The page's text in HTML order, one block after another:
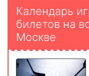
Календарь
билетов на
Москве